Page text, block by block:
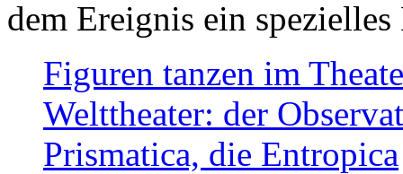
dem Ereignis ein
Figuren tanzen im
Welttheater: der
Prismatica, die Entropica